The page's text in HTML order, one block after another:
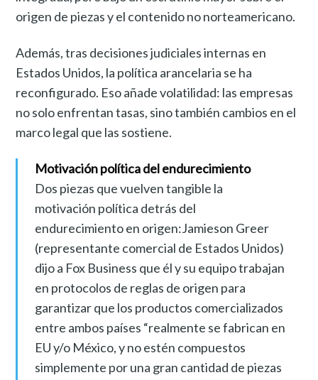
origen de piezas y el contenido no norteamericano.
Además, tras decisiones judiciales internas en
Estados Unidos, la política arancelaria se ha
reconfigurado. Eso añade volatilidad: las empresas
no solo enfrentan tasas, sino también cambios en el
marco legal que las sostiene.
Motivación política del endurecimiento
Dos piezas que vuelven tangible la
motivación política detrás del
endurecimiento en origen:Jamieson Greer
(representante comercial de Estados Unidos)
dijo a Fox Business que él y su equipo trabajan
en protocolos de reglas de origen para
garantizar que los productos comercializados
entre ambos países “realmente se fabrican en
EU y/o México, y no estén compuestos
simplemente por una gran cantidad de piezas